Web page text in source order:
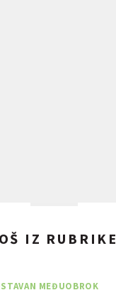
IZ RUBRIKE
MEĐUOBROK